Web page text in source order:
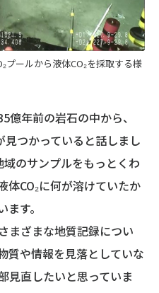
プールから液体CO₂を採取する様
億年前の岩石の中から、
見つかっていると話しまし
のサンプルをもっとくわ
体CO₂に何が溶けていたか
す。
まざまな地質記録につい
質や情報を見落としていな
見直したいと思っていま